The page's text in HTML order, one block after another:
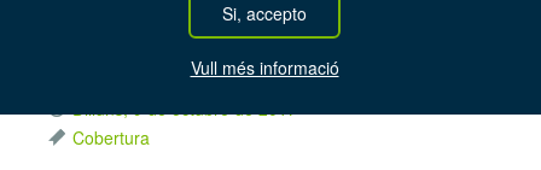
Si, accepto
Vull més informació
Dilluns, 9 de octubre de 2017
Cobertura